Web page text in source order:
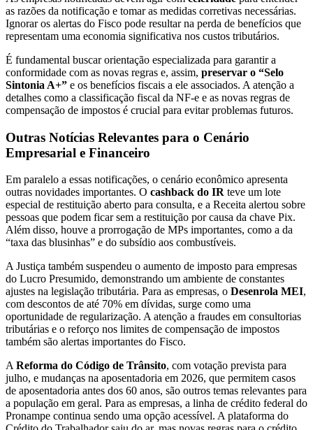
as razões da notificação e tomar as medidas corretivas necessárias.
Ignorar os alertas do Fisco pode resultar na perda de benefícios que
representam uma economia significativa nos custos tributários.
É fundamental buscar orientação especializada para garantir a
conformidade com as novas regras e, assim, preservar o “Selo
Sintonia A+” e os benefícios fiscais a ele associados. A atenção a
detalhes como a classificação fiscal da NF-e e as novas regras de
compensação de impostos é crucial para evitar problemas futuros.
Outras Notícias Relevantes para o Cenário
Empresarial e Financeiro
Em paralelo a essas notificações, o cenário econômico apresenta
outras novidades importantes. O cashback do IR teve um lote
especial de restituição aberto para consulta, e a Receita alertou sobre
pessoas que podem ficar sem a restituição por causa da chave Pix.
Além disso, houve a prorrogação de MPs importantes, como a da
“taxa das blusinhas” e do subsídio aos combustíveis.
A Justiça também suspendeu o aumento de imposto para empresas
do Lucro Presumido, demonstrando um ambiente de constantes
ajustes na legislação tributária. Para as empresas, o Desenrola MEI,
com descontos de até 70% em dívidas, surge como uma
oportunidade de regularização. A atenção a fraudes em consultorias
tributárias e o reforço nos limites de compensação de impostos
também são alertas importantes do Fisco.
A Reforma do Código de Trânsito, com votação prevista para
julho, e mudanças na aposentadoria em 2026, que permitem casos
de aposentadoria antes dos 60 anos, são outros temas relevantes para
a população em geral. Para as empresas, a linha de crédito federal do
Pronampe continua sendo uma opção acessível. A plataforma do